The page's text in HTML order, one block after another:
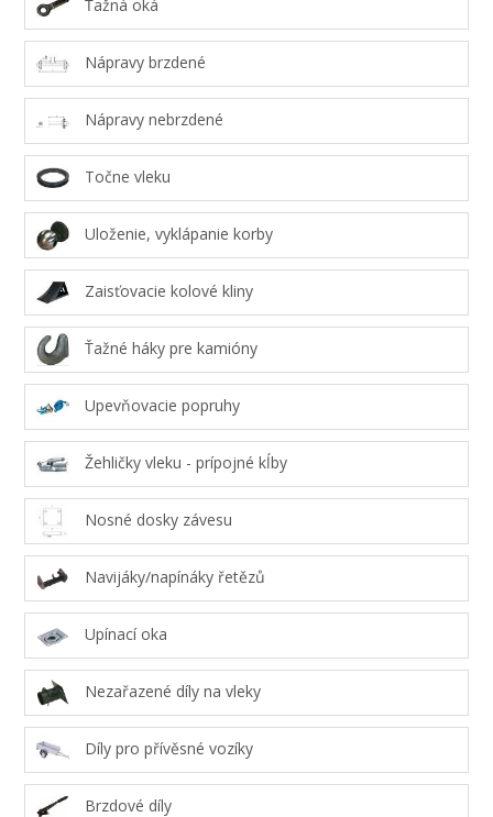
Ťažná oká
Nápravy brzdené
Nápravy nebrzdené
Točne vleku
Uloženie, vyklápanie korby
Zaisťovacie kolové kliny
Ťažné háky pre kamióny
Upevňovacie popruhy
Žehličky vleku - prípojné kĺby
Nosné dosky závesu
Navijáky/napínáky řetězů
Upínací oka
Nezařazené díly na vleky
Díly pro přívěsné vozíky
Brzdové díly